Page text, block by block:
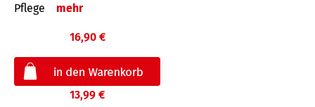
Pflege
mehr
16,90 €
13,99 €